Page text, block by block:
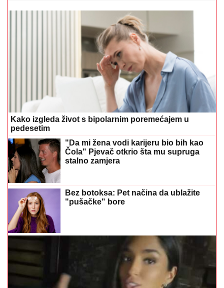
Kako izgleda život s bipolarnim poremećajem u
pedesetim
"Da mi žena vodi karijeru bio bih kao
Čola" Pjevač otkrio šta mu supruga
stalno zamjera
Bez botoksa: Pet načina da ublažite
"pušačke" bore